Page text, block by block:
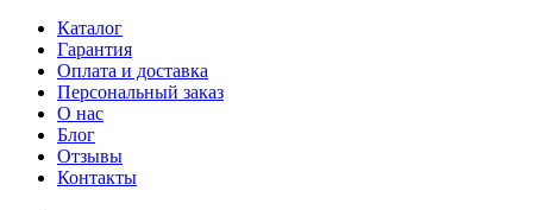
Каталог
Гарантия
Оплата и доставка
Персональный заказ
О нас
Блог
Отзывы
Контакты